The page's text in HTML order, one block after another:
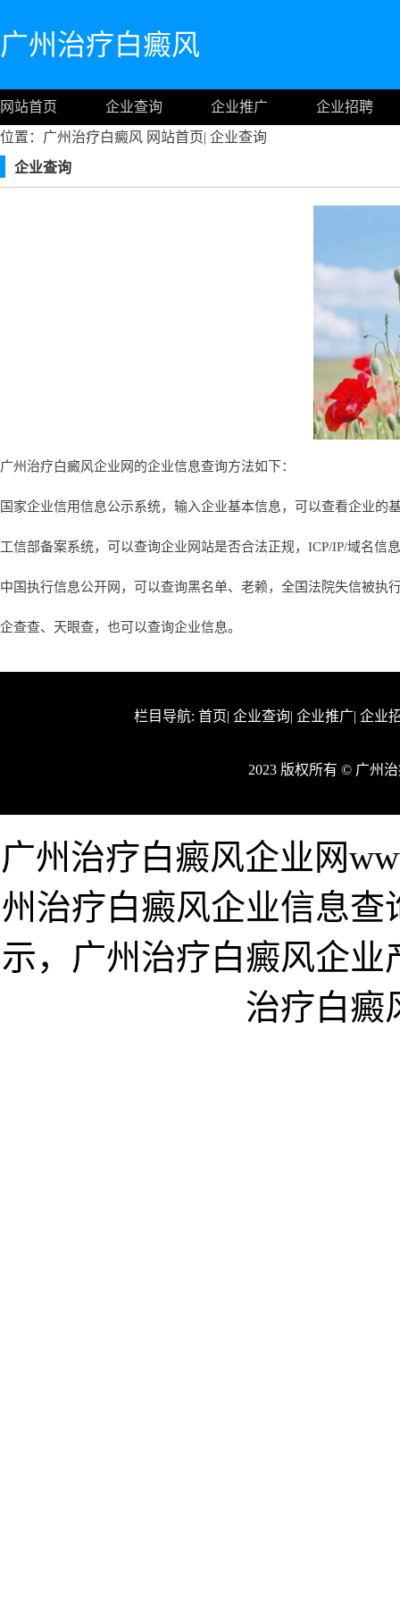
广州治疗白癜风
网站首页 企业查询 企业推广
企业招聘
位置：广州治疗白癜风 网站首页| 企业查询
企业查询
广州治疗白癜风企业网的企业信息查询方法如下：
国家企业信用信息公示系统，输入企业基本信息，可以查看企业的
工信部备案系统，可以查询企业网站是否合法正规，ICP/IP/域名信
中国执行信息公开网，可以查询黑名单、老赖，全国法院失信被执
企查查、天眼查，也可以查询企业信息。
栏目导航: 首页| 企业查询| 企业推广| 企业
2023 版权所有 © 广州
广州治疗白癜风企业网
州治疗白癜风企业信息
示，广州治疗白癜风企
治疗白癜